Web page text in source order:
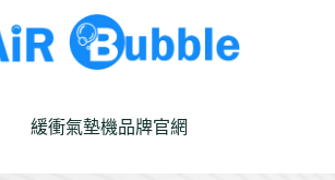
緩衝氣墊機品牌官網